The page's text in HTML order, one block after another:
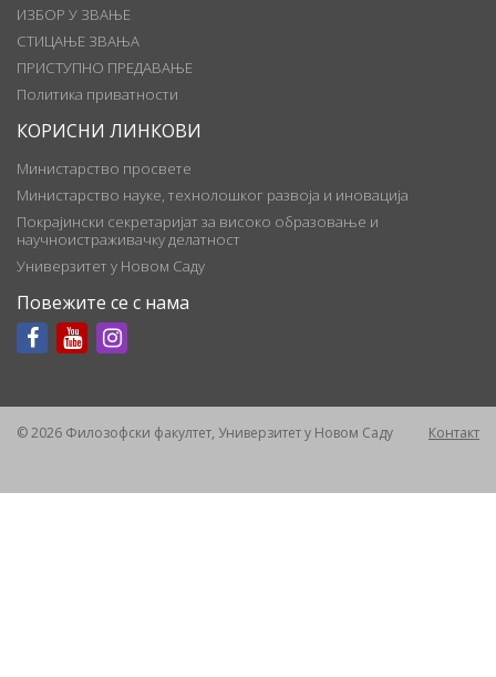
ИЗБОР У ЗВАЊЕ
СТИЦАЊЕ ЗВАЊА
ПРИСТУПНО ПРЕДАВАЊЕ
Политика приватности
КОРИСНИ ЛИНКОВИ
Министарство просвете
Министарство науке, технолошког развоја и иновација
Покрајински секретаријат за високо образовање и
научноистраживачку делатност
Универзитет у Новом Саду
Повежите се с нама
© 2026 Филозофски факултет, Универзитет у Новом Саду Контакт